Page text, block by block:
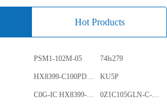
Hot Products
PSM1-102M-05 74ls279
HX8399-C100PD1700-GP KU5P
C0G-IC HX8399-C100PD1700-GP 0Z1C105GLN-C-0-TR